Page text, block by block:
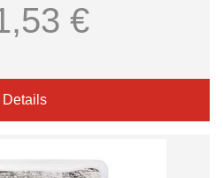
€
Details